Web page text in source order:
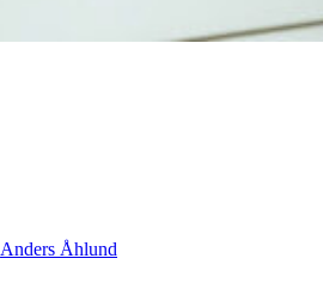
Anders Åhlund